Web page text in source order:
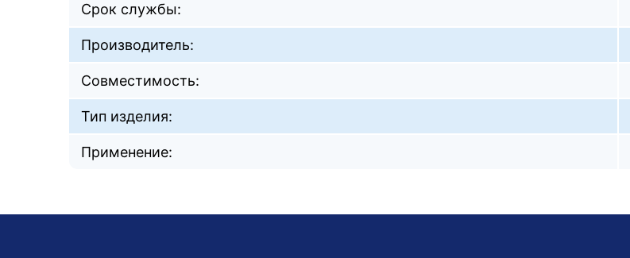
Срок службы:
Производитель:
Совместимость:
Тип изделия:
Применение: